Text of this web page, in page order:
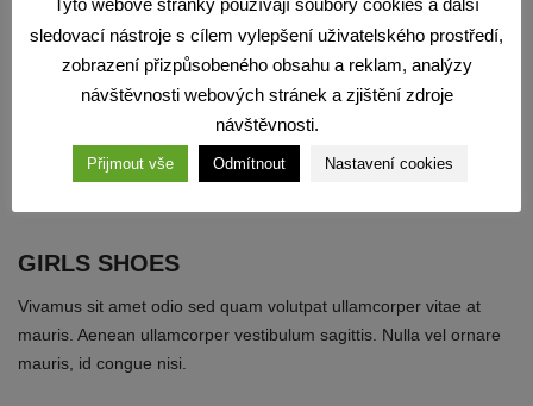
GIRLS SHOES
Vivamus sit amet odio sed quam volutpat ullamcorper vitae at
mauris. Aenean ullamcorper vestibulum sagittis. Nulla vel ornare
mauris, id congue nisi.
Tyto webové stránky používají soubory cookies a další
sledovací nástroje s cílem vylepšení uživatelského prostředí,
zobrazení přizpůsobeného obsahu a reklam, analýzy
návštěvnosti webových stránek a zjištění zdroje
návštěvnosti.
Přijmout vše Odmítnout Nastavení cookies